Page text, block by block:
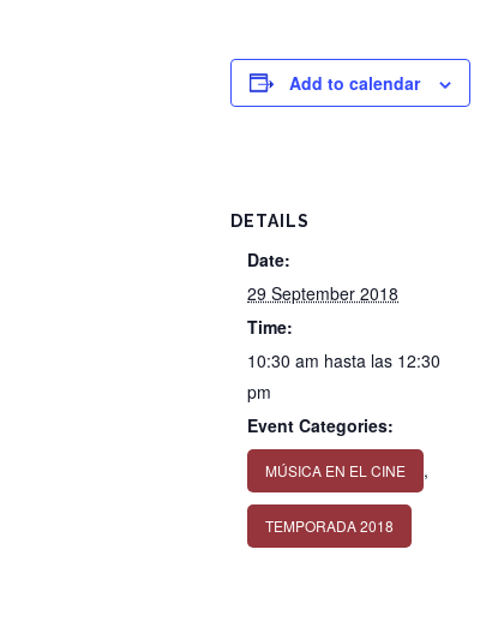
Add to calendar
DETAILS
Date:
29 September 2018
Time:
10:30 am hasta las 12:30
pm
Event Categories:
MÚSICA EN EL CINE ,
TEMPORADA 2018